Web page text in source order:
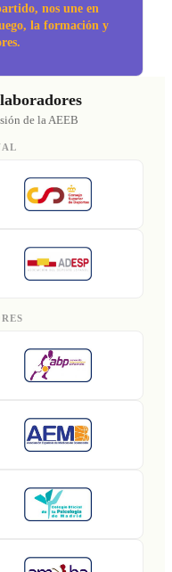
nos une en
la formación y
de la AEEB